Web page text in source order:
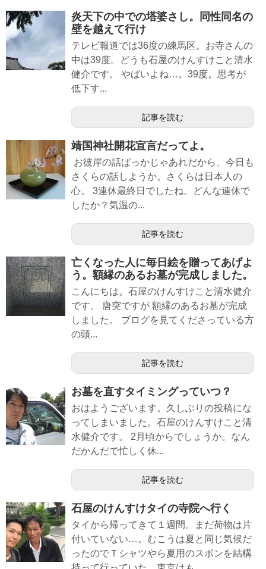
炎天下の中での塔婆さし。同性同名の
壁を越えて行け
テレビ報道では36度の練馬区。お寺さんの
中は39度。どうも石屋のけんすけこと清水
健介です。 やばいよね…。39度。思考が
低下す...
記事を読む
靖国神社開花宣言だってよ。
お彼岸の話ばっかじゃあれだから、今日も
さくらの話しようか。さくらは日本人の
心。 3連休最終日でしたね。どんな連休で
したか？気温の...
記事を読む
亡くなった人に毎日絵を贈ってあげよ
う。額縁のあるお墓が完成しました。
こんにちは。石屋のけんすけこと清水健介
です。 唐突ですが 額縁のあるお墓が完成
しました。 ブログを見てくださっている方
の頭...
記事を読む
お墓を直すタイミングっていつ？
おはようございます。久しぶりの投稿にな
ってしまいました。石屋のけんすけこと清
水健介です。 2月頃からでしょうか。なん
だかんだで忙しく休...
記事を読む
石屋のけんすけタイの寺院へ行く
タイから帰ってきて１週間。まだ荷物は片
付いていない…。むこうは夏と同じ気候だ
ったのでＴシャツやら夏用のスボンを結構